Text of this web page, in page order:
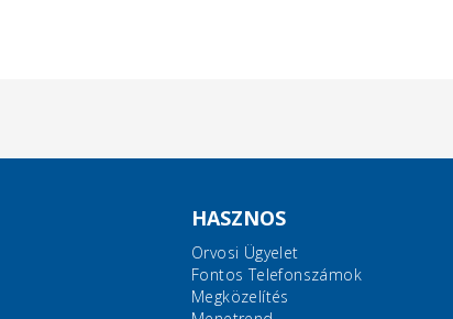
HASZNOS
Orvosi Ügyelet
Fontos Telefonszámok
Megközelítés